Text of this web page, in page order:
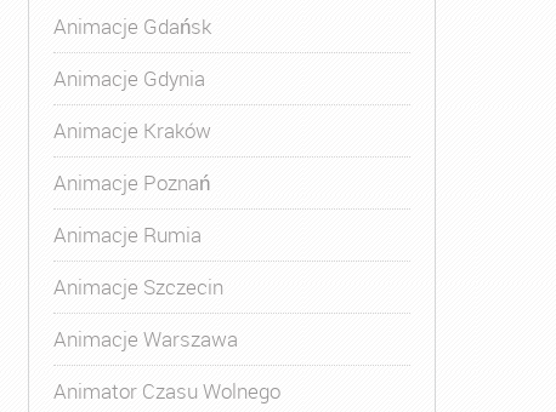
Animacje Gdańsk
Animacje Gdynia
Animacje Kraków
Animacje Poznań
Animacje Rumia
Animacje Szczecin
Animacje Warszawa
Animator Czasu Wolnego